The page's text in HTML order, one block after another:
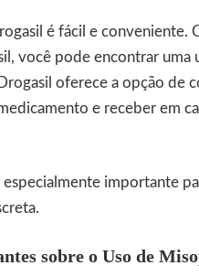
é fácil e conveniente.
você pode encontrar uma
oferece a opção de
e receber em
especialmente importante
sobre o Uso de